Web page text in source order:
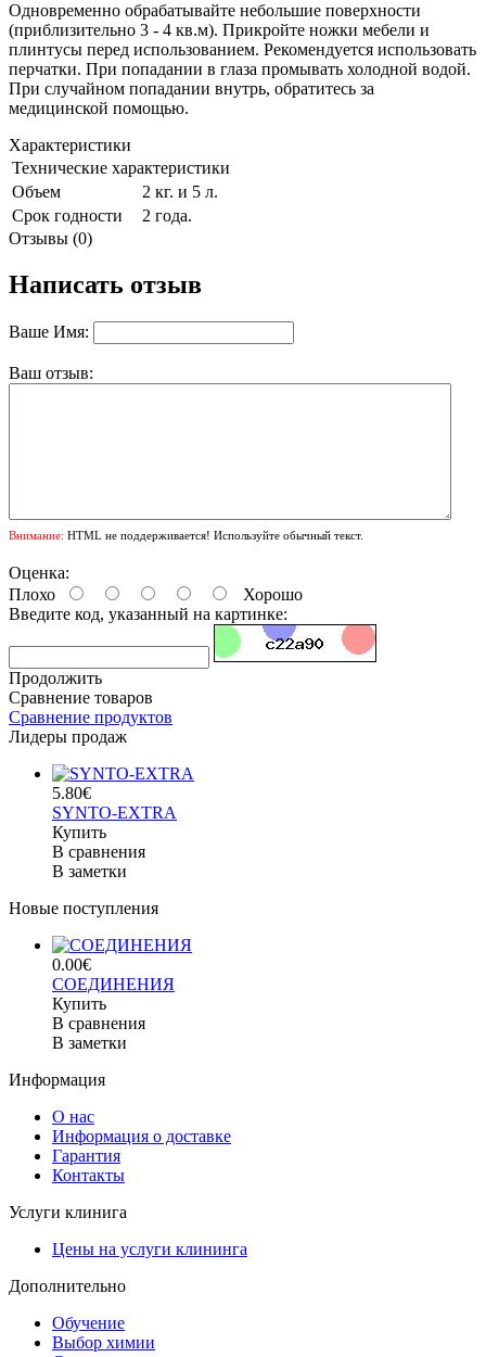
Одновременно обрабатывайте небольшие поверхности
(приблизительно 3 - 4 кв.м). Прикройте ножки мебели и
плинтусы перед использованием. Рекомендуется использовать
перчатки. При попадании в глаза промывать холодной водой.
При случайном попадании внутрь, обратитесь за
медицинской помощью.
Характеристики
Технические характеристики
Объем
2 кг. и 5 л.
Срок годности
2 года.
Отзывы (0)
Написать отзыв
Ваше Имя:
Ваш отзыв:
Внимание: HTML не поддерживается! Используйте обычный текст.
Оценка:
Плохо
Хорошо
Введите код, указанный на картинке:
Продолжить
Сравнение товаров
Сравнение продуктов
Лидеры продаж
5.80€
SYNTO-EXTRA
Купить
В сравнения
В заметки
Новые поступления
0.00€
СОЕДИНЕНИЯ
Купить
В сравнения
В заметки
Информация
О нас
Информация о доставке
Гарантия
Контакты
Услуги клинига
Цены на услуги клининга
Дополнительно
Обучение
Выбор химии